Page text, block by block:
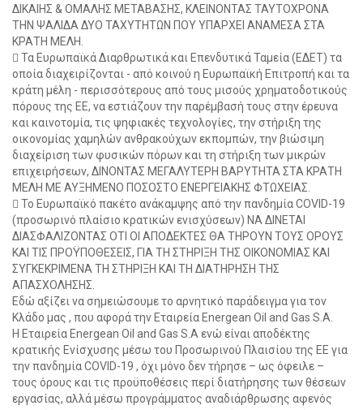
ΔΙΚΑΙΗΣ & ΟΜΑΛΗΣ ΜΕΤΑΒΑΣΗΣ, ΚΛΕΙΝΟΝΤΑΣ ΤΑΥΤΟΧΡΟΝΑ
ΤΗΝ ΨΑΛΙΔΑ ΔΥΟ ΤΑΧΥΤΗΤΩΝ ΠΟΥ ΥΠΑΡΧΕΙ ΑΝΑΜΕΣΑ ΣΤΑ
ΚΡΑΤΗ ΜΕΛΗ.
 Τα Ευρωπαϊκά Διαρθρωτικά και Επενδυτικά Ταμεία (ΕΔΕΤ) τα
οποία διαχειρίζονται - από κοινού η Ευρωπαϊκή Επιτροπή και τα
κράτη μέλη - περισσότερους από τους μισούς χρηματοδοτικούς
πόρους της ΕΕ, να εστιάζουν την παρέμβασή τους στην έρευνα
και καινοτομία, τις ψηφιακές τεχνολογίες, την στήριξη της
οικονομίας χαμηλών ανθρακούχων εκπομπών, την βιώσιμη
διαχείριση των φυσικών πόρων και τη στήριξη των μικρών
επιχειρήσεων, ΔΙΝΟΝΤΑΣ ΜΕΓΑΛΥΤΕΡΗ ΒΑΡΥΤΗΤΑ ΣΤΑ ΚΡΑΤΗ
ΜΕΛΗ ΜΕ ΑΥΞΗΜΕΝΟ ΠΟΣΟΣΤΟ ΕΝΕΡΓΕΙΑΚΗΣ ΦΤΩΧΕΙΑΣ.
 Το Ευρωπαϊκό πακέτο ανάκαμψης από την πανδημία COVID-19
(προσωρινό πλαίσιο κρατικών ενισχύσεων) ΝΑ ΔΙΝΕΤΑΙ
ΔΙΑΣΦΑΛΙΖΟΝΤΑΣ ΟΤΙ ΟΙ ΑΠΟΔΕΚΤΕΣ ΘΑ ΤΗΡΟΥΝ ΤΟΥΣ ΟΡΟΥΣ
ΚΑΙ ΤΙΣ ΠΡΟΫΠΟΘΕΣΕΙΣ, ΓΙΑ ΤΗ ΣΤΗΡΙΞΗ ΤΗΣ ΟΙΚΟΝΟΜΙΑΣ ΚΑΙ
ΣΥΓΚΕΚΡΙΜΕΝΑ ΤΗ ΣΤΗΡΙΞΗ ΚΑΙ ΤΗ ΔΙΑΤΗΡΗΣΗ ΤΗΣ
ΑΠΑΣΧΟΛΗΣΗΣ.
Εδώ αξίζει να σημειώσουμε το αρνητικό παράδειγμα για τον
Κλάδο μας , που αφορά την Εταιρεία Energean Oil and Gas S.A.
Η Εταιρεία Energean Oil and Gas S.A ενώ είναι αποδέκτης
κρατικής Ενίσχυσης μέσω του Προσωρινού Πλαισίου της ΕΕ για
την πανδημία COVID-19 , όχι μόνο δεν τήρησε – ως όφειλε –
τους όρους και τις προϋποθέσεις περί διατήρησης των θέσεων
εργασίας, αλλά μέσω προγράμματος αναδιάρθρωσης αφενός